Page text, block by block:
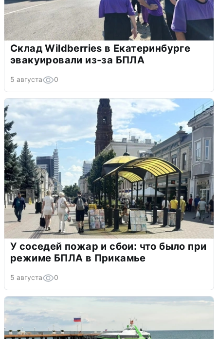
Склад Wildberries в Екатеринбурге
эвакуировали из-за БПЛА
5 августа 0
У соседей пожар и сбои: что было при
режиме БПЛА в Прикамье
5 августа 0